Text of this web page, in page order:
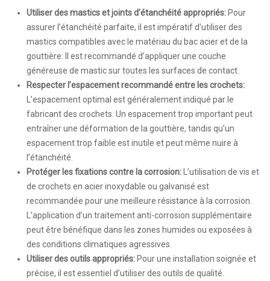
Utiliser des mastics et joints d’étanchéité appropriés: Pour
assurer l’étanchéité parfaite, il est impératif d’utiliser des
mastics compatibles avec le matériau du bac acier et de la
gouttière. Il est recommandé d’appliquer une couche
généreuse de mastic sur toutes les surfaces de contact.
Respecter l’espacement recommandé entre les crochets:
L’espacement optimal est généralement indiqué par le
fabricant des crochets. Un espacement trop important peut
entraîner une déformation de la gouttière, tandis qu’un
espacement trop faible est inutile et peut même nuire à
l’étanchéité.
Protéger les fixations contre la corrosion:
L’utilisation de vis et
de crochets en acier inoxydable ou galvanisé est
recommandée pour une meilleure résistance à la corrosion.
L’application d’un traitement anti-corrosion supplémentaire
peut être bénéfique dans les zones humides ou exposées à
des conditions climatiques agressives.
Utiliser des outils appropriés: Pour une installation soignée et
précise, il est essentiel d’utiliser des outils de qualité.